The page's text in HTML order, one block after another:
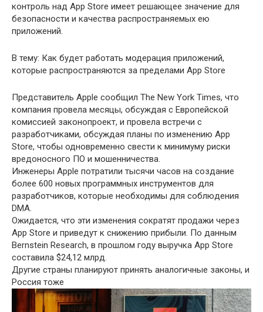
контроль над App Store имеет решающее значение для
безопасности и качества распространяемых ею
приложений.
В тему: Как будет работать модерация приложений,
которые распространяются за пределами App Store
Представитель Apple сообщил The New York Times, что
компания провела месяцы, обсуждая с Европейской
комиссией законопроект, и провела встречи с
разработчиками, обсуждая планы по изменению App
Store, чтобы одновременно свести к минимуму риски
вредоносного ПО и мошенничества.
Инженеры Apple потратили тысячи часов на создание
более 600 новых программных инструментов для
разработчиков, которые необходимы для соблюдения
DMA.
Ожидается, что эти изменения сократят продажи через
App Store и приведут к снижению прибыли. По данным
Bernstein Research, в прошлом году выручка App Store
составила $24,12 млрд.
Другие страны планируют принять аналогичные законы, и
Россия тоже